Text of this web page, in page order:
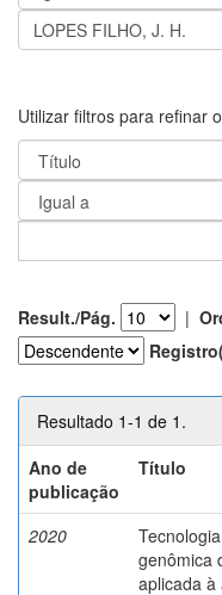
Utilizar filtros para refinar
Result./Pág. |
Resultado 1-1 de 1.
Ano de
publicação
Título
2020
genômica
aplicada à